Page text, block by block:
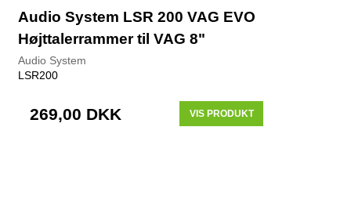
Audio System LSR 200 VAG EVO
Højttalerrammer til VAG 8"
Audio System
LSR200
269,00 DKK VIS PRODUKT